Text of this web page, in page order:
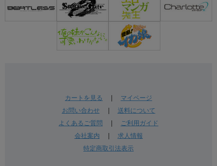
カートを見る
マイページ
お問い合わせ| 送料について
よくあるご質問
ご利用ガイド
会社案内
求人情報
特定商取引法表示